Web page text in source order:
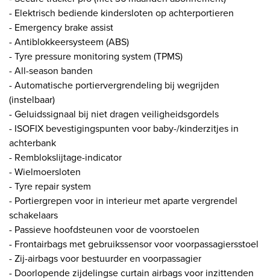
- Elektrisch bediende kindersloten op achterportieren
- Emergency brake assist
- Antiblokkeersysteem (ABS)
- Tyre pressure monitoring system (TPMS)
- All-season banden
- Automatische portiervergrendeling bij wegrijden
(instelbaar)
- Geluidssignaal bij niet dragen veiligheidsgordels
- ISOFIX bevestigingspunten voor baby-/kinderzitjes in
achterbank
- Remblokslijtage-indicator
- Wielmoersloten
- Tyre repair system
- Portiergrepen voor in interieur met aparte vergrendel
schakelaars
- Passieve hoofdsteunen voor de voorstoelen
- Frontairbags met gebruikssensor voor voorpassagiersstoel
- Zij-airbags voor bestuurder en voorpassagier
- Doorlopende zijdelingse curtain airbags voor inzittenden